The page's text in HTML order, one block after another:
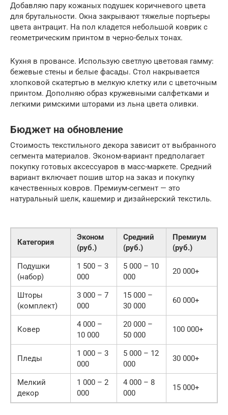
Добавляю пару кожаных подушек коричневого цвета
для брутальности. Окна закрывают тяжелые портьеры
цвета антрацит. На пол кладется небольшой коврик с
геометрическим принтом в черно-белых тонах.
Кухня в провансе. Использую светлую цветовая гамму:
бежевые стены и белые фасады. Стол накрывается
хлопковой скатертью в мелкую клетку или с цветочным
принтом. Дополняю образ кружевными салфетками и
легкими римскими шторами из льна цвета оливки.
Бюджет на обновление
Стоимость текстильного декора зависит от выбранного
сегмента материалов. Эконом-вариант предполагает
покупку готовых аксессуаров в масс-маркете. Средний
вариант включает пошив штор на заказ и покупку
качественных ковров. Премиум-сегмент — это
натуральный шелк, кашемир и дизайнерский текстиль.
Категория
Эконом
(руб.)
Средний
(руб.)
Премиум
(руб.)
Подушки
(набор)
1 500 – 3
000
5 000 – 10
000
20 000+
Шторы
(комплект)
3 000 – 7
000
15 000 –
30 000
60 000+
Ковер
4 000 –
10 000
20 000 –
50 000
100 000+
Пледы
1 000 – 3
000
5 000 – 12
000
30 000+
Мелкий
декор
1 000 – 2
000
4 000 – 8
000
15 000+